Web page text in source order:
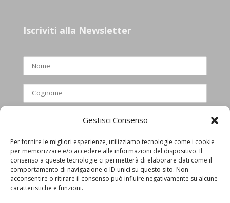
Gestisci Consenso
Per fornire le migliori esperienze, utilizziamo tecnologie come i cookie
per memorizzare e/o accedere alle informazioni del dispositivo. Il
consenso a queste tecnologie ci permetterà di elaborare dati come il
comportamento di navigazione o ID unici su questo sito. Non
acconsentire o ritirare il consenso può influire negativamente su alcune
caratteristiche e funzioni.
Iscriviti alla Newsletter
Ho letto e accettato l’informativa
privacy